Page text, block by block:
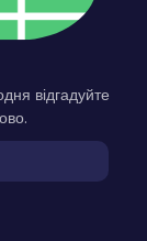
відгадуйте